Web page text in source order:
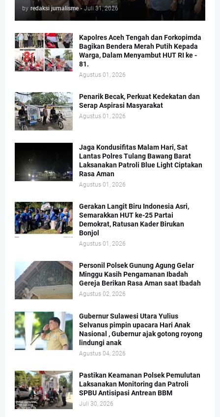
by redaksi jurnalisme - Juli 31, 2026
Kapolres Aceh Tengah dan Forkopimda
Bagikan Bendera Merah Putih Kepada
Warga, Dalam Menyambut HUT RI ke -
81.
Agustus 01, 2026
Penarik Becak, Perkuat Kedekatan dan
Serap Aspirasi Masyarakat
Agustus 01, 2026
Jaga Kondusifitas Malam Hari, Sat
Lantas Polres Tulang Bawang Barat
Laksanakan Patroli Blue Light Ciptakan
Rasa Aman
Agustus 01, 2026
Gerakan Langit Biru Indonesia Asri,
Semarakkan HUT ke-25 Partai
Demokrat, Ratusan Kader Birukan
Bonjol
Agustus 01, 2026
Personil Polsek Gunung Agung Gelar
Minggu Kasih Pengamanan Ibadah
Gereja Berikan Rasa Aman saat Ibadah
Agustus 02, 2026
Gubernur Sulawesi Utara Yulius
Selvanus pimpin upacara Hari Anak
Nasional , Gubernur ajak gotong royong
lindungi anak
Agustus 04, 2026
Pastikan Keamanan Polsek Pemulutan
Laksanakan Monitoring dan Patroli
SPBU Antisipasi Antrean BBM
Juli 30, 2026